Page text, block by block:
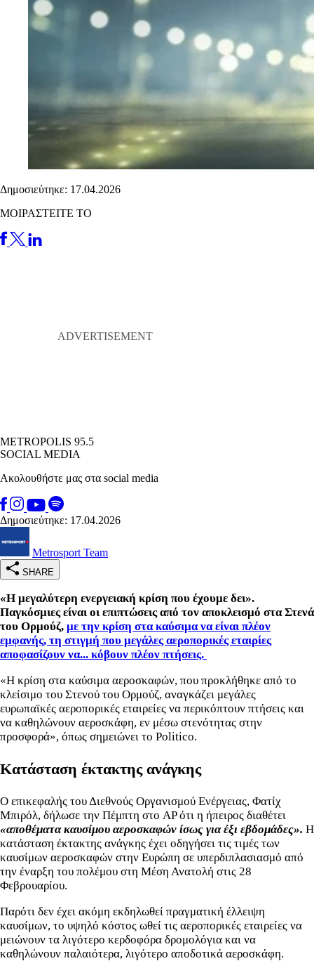
Δημοσιεύτηκε: 17.04.2026
ΜΟΙΡΑΣΤΕΙΤΕ ΤΟ
METROPOLIS 95.5
SOCIAL MEDIA
Ακολουθήστε μας στα social media
Δημοσιεύτηκε: 17.04.2026
Metrosport Team
SHARE
«Η μεγαλύτερη ενεργειακή κρίση που έχουμε δει».
Παγκόσμιες είναι οι επιπτώσεις από τον αποκλεισμό στα Στενά
του Ορμούζ, με την κρίση στα καύσιμα να είναι πλέον
εμφανής, τη στιγμή που μεγάλες αεροπορικές εταιρίες
αποφασίζουν να... κόβουν πλέον πτήσεις.
«Η κρίση στα καύσιμα αεροσκαφών, που προκλήθηκε από το
κλείσιμο του Στενού του Ορμούζ, αναγκάζει μεγάλες
ευρωπαϊκές αεροπορικές εταιρείες να περικόπτουν πτήσεις και
να καθηλώνουν αεροσκάφη, εν μέσω στενότητας στην
προσφορά», όπως σημειώνει το Politico.
Κατάσταση έκτακτης ανάγκης
Ο επικεφαλής του Διεθνούς Οργανισμού Ενέργειας, Φατίχ
Μπιρόλ, δήλωσε την Πέμπτη στο AP ότι η ήπειρος διαθέτει
«αποθέματα καυσίμου αεροσκαφών ίσως για έξι εβδομάδες». Η
κατάσταση έκτακτης ανάγκης έχει οδηγήσει τις τιμές των
καυσίμων αεροσκαφών στην Ευρώπη σε υπερδιπλασιασμό από
την έναρξη του πολέμου στη Μέση Ανατολή στις 28
Φεβρουαρίου.
Παρότι δεν έχει ακόμη εκδηλωθεί πραγματική έλλειψη
καυσίμων, το υψηλό κόστος ωθεί τις αεροπορικές εταιρείες να
μειώνουν τα λιγότερο κερδοφόρα δρομολόγια και να
καθηλώνουν παλαιότερα, λιγότερο αποδοτικά αεροσκάφη.